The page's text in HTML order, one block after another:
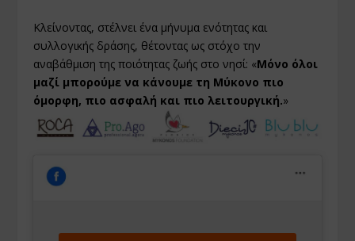
Κλείνοντας, στέλνει ένα μήνυμα ενότητας και
συλλογικής δράσης, θέτοντας ως στόχο την
αναβάθμιση της ποιότητας ζωής στο νησί: «Μόνο όλοι
μαζί μπορούμε να κάνουμε τη Μύκονο πιο
όμορφη, πιο ασφαλή και πιο λειτουργική.»